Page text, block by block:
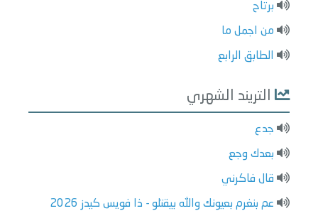
برتاح
من اجمل ما
الطابق الرابع
التريند الشهري
جدع
بعدك وجع
قال فاكرني
عم بنغرم بعيونك والله بيقتلو - ذا فويس كيدز 2026